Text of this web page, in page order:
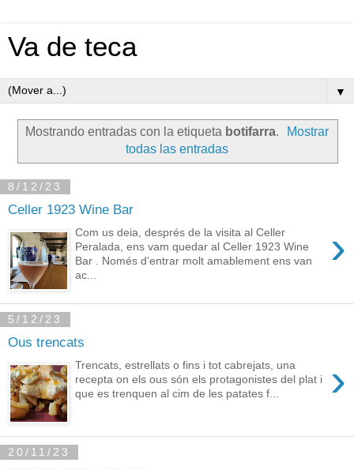
Va de teca
▼
Mostrando entradas con la etiqueta botifarra.
Mostrar
todas las entradas
8/12/23
Celler 1923 Wine Bar
›
Com us deia, després de la visita al Celler
Peralada, ens vam quedar al Celler 1923 Wine
Bar . Només d'entrar molt amablement ens van
ac...
5/12/23
Ous trencats
›
Trencats, estrellats o fins i tot cabrejats, una
recepta on els ous són els protagonistes del plat i
que es trenquen al cim de les patates f...
20/11/23